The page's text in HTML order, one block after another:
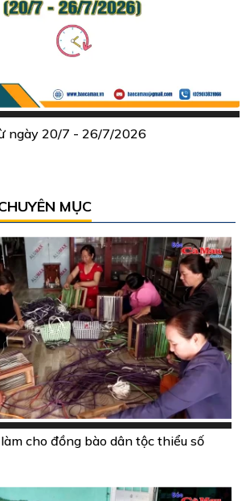
ngày 20/7 - 26/7/2026
MỤC
cho đồng bào dân tộc thiểu số